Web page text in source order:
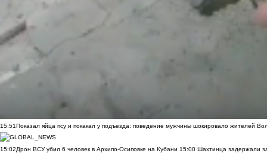
15:51Показал яйца псу и покакал у подъезда: поведение мужчины шокировало жителей
15:02Дрон ВСУ убил 6 человек в Архипо-Осиповке на Кубани 15:00 Шахтинца задержали